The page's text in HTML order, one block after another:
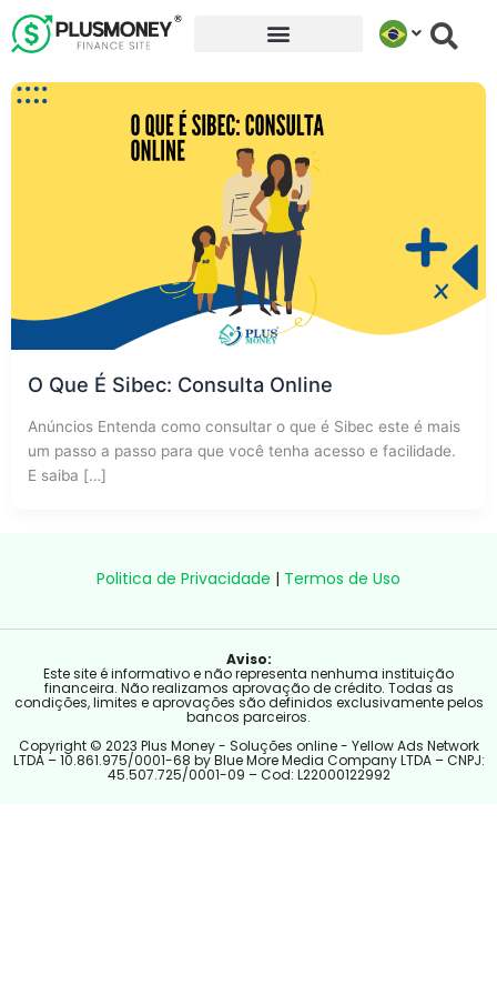
para
conteúdo
O Que É Sibec: Consulta Online
Anúncios Entenda como consultar o que é Sibec este é mais
um passo a passo para que você tenha acesso e facilidade.
E saiba […]
Politica de Privacidade | Termos de Uso
Aviso:
Este site é informativo e não representa nenhuma instituição
financeira. Não realizamos aprovação de crédito. Todas as
condições, limites e aprovações são definidos exclusivamente pelos
bancos parceiros.
Copyright © 2023 Plus Money - Soluções online - Yellow Ads Network
LTDA – 10.861.975/0001-68 by Blue More Media Company LTDA – CNPJ:
45.507.725/0001-09 – Cod: L22000122992